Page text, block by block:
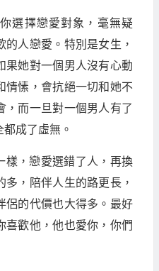
選擇戀愛對象，毫無疑
的人戀愛。特別是女生，
果她對一個男人沒有心動
情愫，會抗絕一切和她不
，而一旦對一個男人有了
成了虛無。
樣，戀愛選錯了人，再換
，陪伴人生的路更長，
侶的代價也大得多。最好
喜歡他，他也愛你，你們